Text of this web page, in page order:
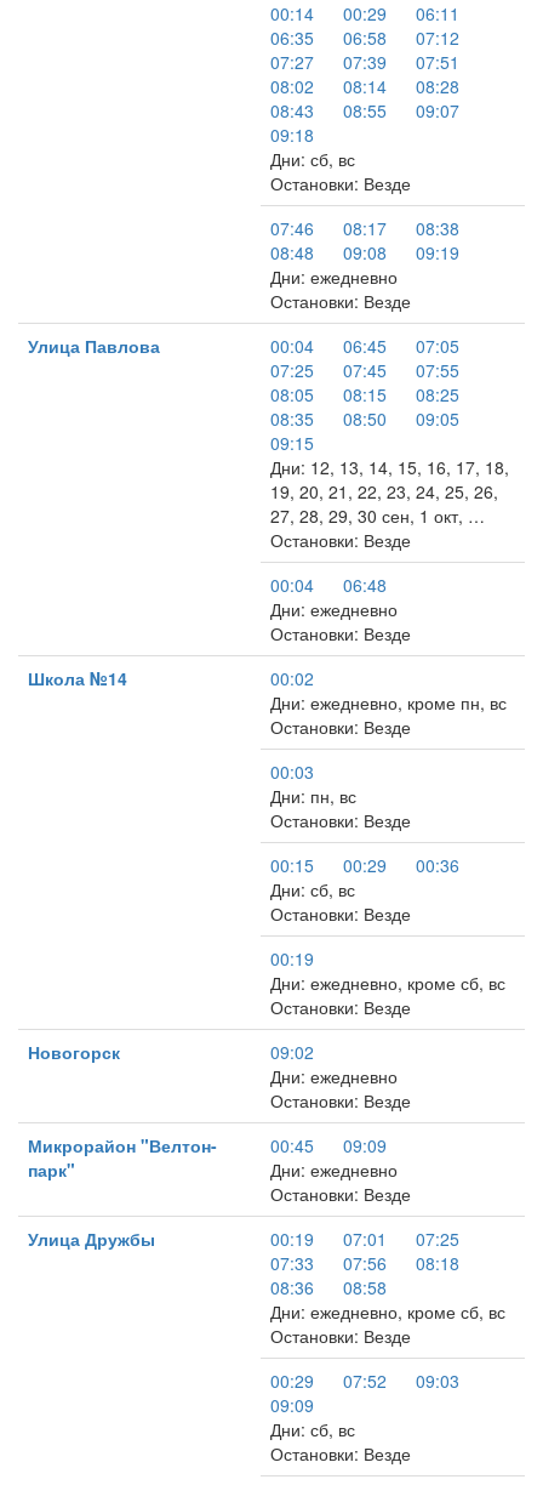
00:14
00:29
06:11
06:35
06:58
07:12
07:27
07:39
07:51
08:02
08:14
08:28
08:43
08:55
09:07
09:18
Дни: сб, вс
Остановки: Везде
07:46
08:17
08:38
08:48
09:08
09:19
Дни: ежедневно
Остановки: Везде
Улица Павлова
00:04 06:45
07:05
07:25
07:45
07:55
08:05
08:15
08:25
08:35
08:50
09:05
09:15
Дни: 12, 13, 14, 15, 16, 17, 18,
19, 20, 21, 22, 23, 24, 25, 26,
27, 28, 29, 30 сен, 1 окт, …
Остановки: Везде
00:04
06:48
Дни: ежедневно
Остановки: Везде
Школа №14
00:02
Дни: ежедневно, кроме пн, вс
Остановки: Везде
00:03
Дни: пн, вс
Остановки: Везде
00:15
00:29
00:36
Дни: сб, вс
Остановки: Везде
00:19
Дни: ежедневно, кроме сб, вс
Остановки: Везде
Новогорск
09:02
Дни: ежедневно
Остановки: Везде
Микрорайон "Велтон-
парк"
00:45
09:09
Дни: ежедневно
Остановки: Везде
Улица Дружбы
00:19 07:01
07:25
07:33
07:56
08:18
08:36
08:58
Дни: ежедневно, кроме сб, вс
Остановки: Везде
00:29
07:52
09:03
09:09
Дни: сб, вс
Остановки: Везде